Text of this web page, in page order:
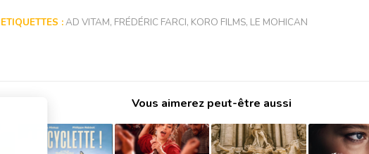
ETIQUETTES :AD VITAM, FRÉDÉRIC FARCI, KORO FILMS, LE MOHICAN
Vous aimerez peut-être aussi